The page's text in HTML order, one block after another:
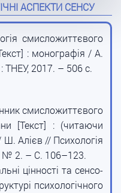
АСПЕКТИ СЕНСУ
смисложиттєвого
: монографія / А.
ТНЕУ, 2017. – 506 с.
смисложиттєвого
[Текст] : (читаючи
Алієв // Психологія
№ 2. – С. 106–123.
цінності та сенсо-
психологічного